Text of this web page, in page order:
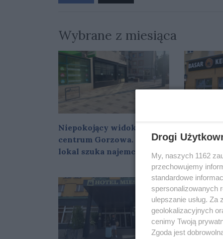
Wybrane z miesiąca
Niepokojący widok w
centrum Gorzowa. Kolejny
lokal szuka najemcy
Gorzowa
nowe
Drogi
My, naszych 1162
przechowujemy
standardowe
spersonalizowanych
ulepszanie usług.
geolokalizacyjnych
cenimy Twoją
Zgoda jest